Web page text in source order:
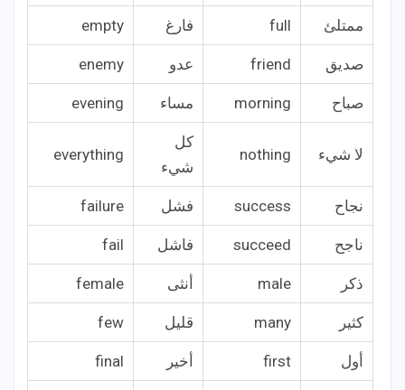
ممتلئ full فارغ empty
صديق friend عدو enemy
صباح morning مساء evening
لا شيء nothing
كل
شيء
everything
نجاح success فشل failure
ناجح succeed فاشل fail
ذكر male أنثى female
كثير many قليل few
أول first أخير final